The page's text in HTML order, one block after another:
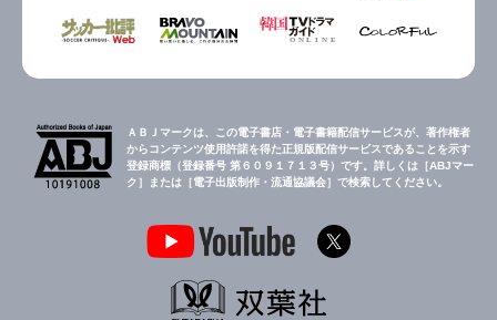
ＡＢＪマークは、この電子書店・電子書籍配信サービスが、著作権者
からコンテンツ使用許諾を得た正規版配信サービスであることを示す
登録商標（登録番号 第６０９１７１３号）です。詳しくは［ABJマー
ク］または［電子出版制作・流通協議会］で検索してください。